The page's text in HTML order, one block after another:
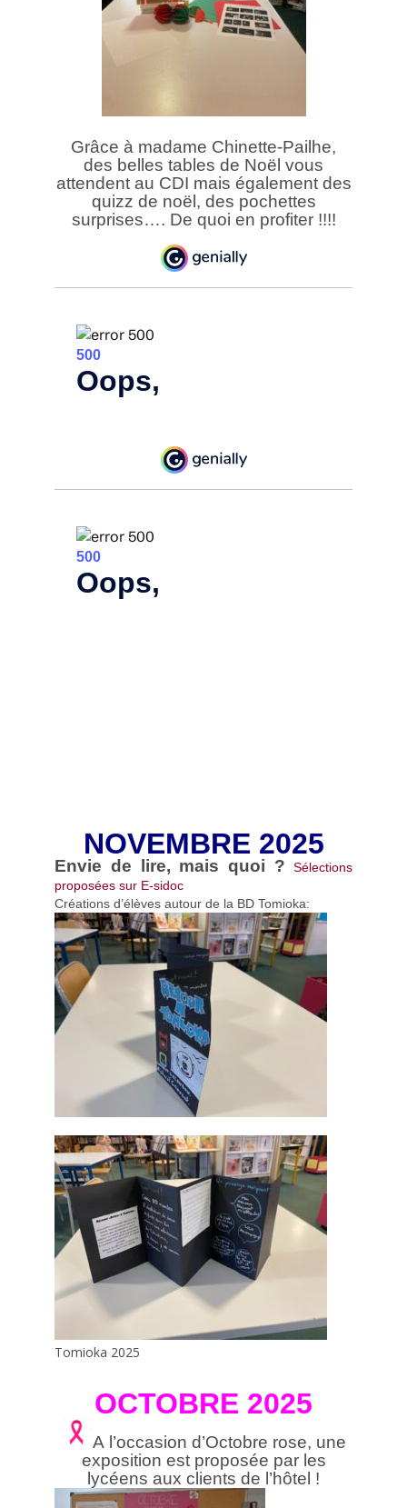
Grâce à madame Chinette-Pailhe,
des belles tables de Noël vous
attendent au CDI mais également des
quizz de noël, des pochettes
surprises…. De quoi en profiter !!!!
NOVEMBRE 2025
Envie de lire, mais quoi ? Sélections
proposées sur E-sidoc
Créations d’élèves autour de la BD Tomioka:
Tomioka 2025
OCTOBRE 2025
A l’occasion d’Octobre rose, une
exposition est proposée par les
lycéens aux clients de l’hôtel !